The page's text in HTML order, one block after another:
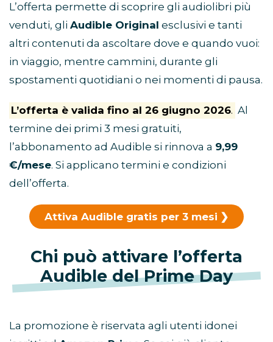
L’offerta permette di scoprire gli audiolibri più
venduti, gli Audible Original esclusivi e tanti
altri contenuti da ascoltare dove e quando vuoi:
in viaggio, mentre cammini, durante gli
spostamenti quotidiani o nei momenti di pausa.
L’offerta è valida fino al 26 giugno 2026. Al
termine dei primi 3 mesi gratuiti,
l’abbonamento ad Audible si rinnova a 9,99
€/mese. Si applicano termini e condizioni
dell’offerta.
Attiva Audible gratis per 3 mesi
Chi può attivare l’offerta
Audible del Prime Day
La promozione è riservata agli utenti idonei